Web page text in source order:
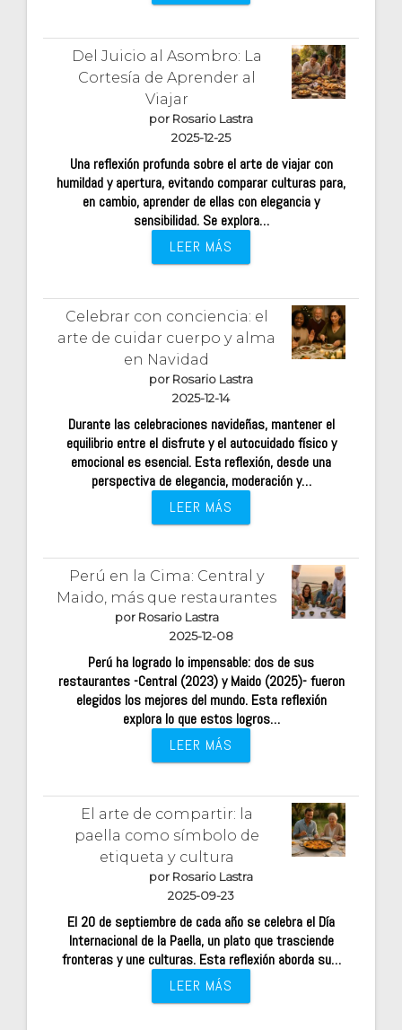
Del Juicio al Asombro: La
Cortesía de Aprender al
Viajar
por Rosario Lastra
2025-12-25
Una reflexión profunda sobre el arte de viajar con
humildad y apertura, evitando comparar culturas para,
en cambio, aprender de ellas con elegancia y
sensibilidad. Se explora…
LEER MÁS
Celebrar con conciencia: el
arte de cuidar cuerpo y alma
en Navidad
por Rosario Lastra
2025-12-14
Durante las celebraciones navideñas, mantener el
equilibrio entre el disfrute y el autocuidado físico y
emocional es esencial. Esta reflexión, desde una
perspectiva de elegancia, moderación y…
LEER MÁS
Perú en la Cima: Central y
Maido, más que restaurantes
por Rosario Lastra
2025-12-08
Perú ha logrado lo impensable: dos de sus
restaurantes -Central (2023) y Maido (2025)- fueron
elegidos los mejores del mundo. Esta reflexión
explora lo que estos logros…
LEER MÁS
El arte de compartir: la
paella como símbolo de
etiqueta y cultura
por Rosario Lastra
2025-09-23
El 20 de septiembre de cada año se celebra el Día
Internacional de la Paella, un plato que trasciende
fronteras y une culturas. Esta reflexión aborda su…
LEER MÁS